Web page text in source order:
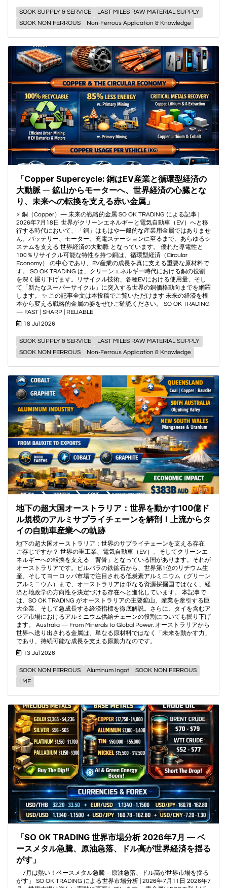
SOOK SUPPLY & SERVICE
LAST MILES RAW MATERIAL SUPPLY
SOOK NON FERROUS
Non-Ferrous Application & Knowledge
「Copper Supercycle: 銅はEV産業と循環型経済の
大動脈 ― 鉱山からモーターへ、世界経済の心臓とな
り、未来への転換を支える赤い金属」
⚡ 銅（Copper）— 未来の戦略的金属 SO OK TRADING による記事 |
2026年7月18日 世界がクリーンエネルギーと電気自動車（EV）へと移
行する時代において、「銅」はもはや一般的な産業用金属ではありませ
ん。バッテリー、モーター、充電ステーションに至るまで、あらゆるシ
ステムを支える 世界経済の大動脈 となっています。 優れた導電性と
100％リサイクル可能な特性を持つ銅は、循環型経済（Circular
Economy） の中心であり、EV産業の成長を真に支える重要な原材料で
す。 SO OK TRADING は、クリーンエネルギー時代における銅の役割
を深く掘り下げます。リサイクル技術、各種EVにおける使用量、そし
て「新たなスーパーサイクル」に突入する世界の銅価格動向までを網羅
します。 ✨ この記事全文は本投稿でご覧いただけます 未来の経済を根
本から変える戦略的金属の姿をぜひご確認ください。 SO OK TRADING
— FAST | SHARP | RELIABLE
18 Jul 2026
SOOK SUPPLY & SERVICE
LAST MILES RAW MATERIAL SUPPLY
SOOK NON FERROUS
Non-Ferrous Application & Knowledge
地下の超大国オーストラリア：世界を動かす100億ド
ル規模のアルミサプライチェーンを解剖！上流からタ
イの自動車産業への軌跡
地下の超大国オーストラリア：世界のサプライチェーンを支える存在
ご存じですか？ 世界の重工業、電気自動車（EV）、そしてクリーンエ
ネルギーへの転換を支える「背骨」となっている国があります。それが
オーストラリアです。ピルバラの鉄鉱石から、世界第1位のリチウム生
産、そしてヨーロッパ市場で注目される低炭素アルミニウム（グリーン
アルミニウム）まで、オーストラリアは単なる資源採掘国ではなく、経
済と地政学の方向性を決定づける存在へと進化しています。 本記事で
は、SO OK TRADING がオーストラリアの主要鉱山、産業を牽引する巨
大企業、そして急成長する経済指標を徹底解説。さらに、タイを含むア
ジア市場におけるアルミニウム供給チェーンの役割についても掘り下げ
ます。 Australia — From Minerals to Global Power. オーストラリアから
世界へ送り出される金属は、単なる原材料ではなく「未来を動かす力」
であり、持続可能な成長を支える原動力なのです。
13 Jul 2026
SOOK NON FERROUS Aluminum Ingot
SOOK NON FERROUS
LME
「SO OK TRADING 世界市場分析 2026年7月 — ベ
ースメタル急騰、原油急落、ドル高が世界経済を揺る
がす」
「7月は熱い！ベースメタル急騰 – 原油急落、ドル高が世界市場を揺る
がす」 SO OK TRADING による世界市場分析 | 2026年7月11日 2026年7